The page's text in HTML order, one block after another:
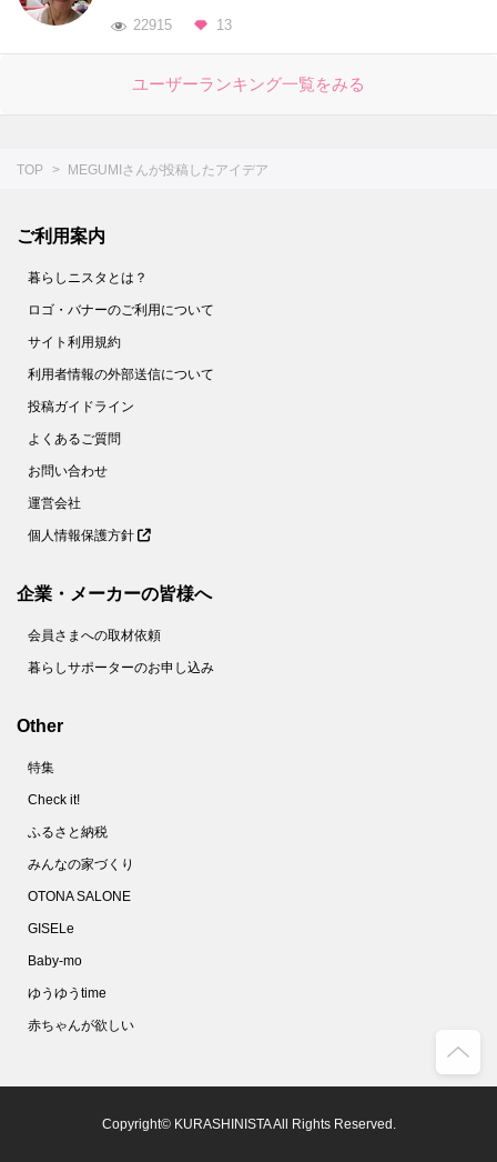
22915 13
ユーザーランキング一覧をみる
TOP MEGUMIさんが投稿したアイデア
ご利用案内
暮らしニスタとは？
ロゴ・バナーのご利用について
サイト利用規約
利用者情報の外部送信について
投稿ガイドライン
よくあるご質問
お問い合わせ
運営会社
個人情報保護方針
企業・メーカーの皆様へ
会員さまへの取材依頼
暮らしサポーターのお申し込み
Other
特集
Check it!
ふるさと納税
みんなの家づくり
OTONA SALONE
GISELe
Baby-mo
ゆうゆうtime
赤ちゃんが欲しい
Copyright© KURASHINISTA All Rights Reserved.